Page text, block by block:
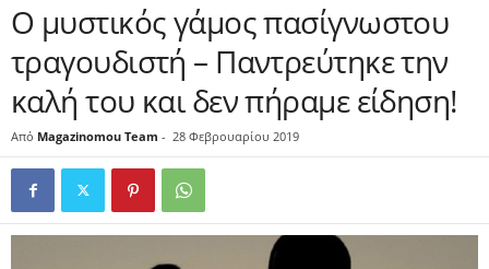
Ο μυστικός γάμος πασίγνωστου
τραγουδιστή – Παντρεύτηκε την
καλή του και δεν πήραμε είδηση!
Από Magazinomou Team - 28 Φεβρουαρίου 2019